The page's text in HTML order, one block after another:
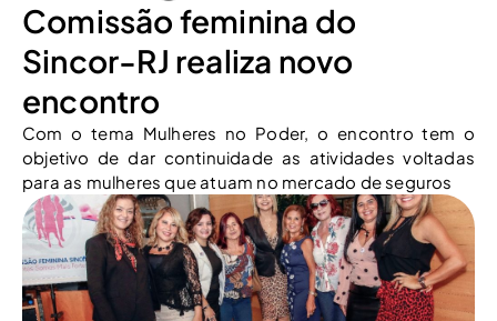
Comissão feminina do
Sincor-RJ realiza novo
encontro
Com o tema Mulheres no Poder, o encontro tem o
objetivo de dar continuidade as atividades voltadas
para as mulheres que atuam no mercado de seguros